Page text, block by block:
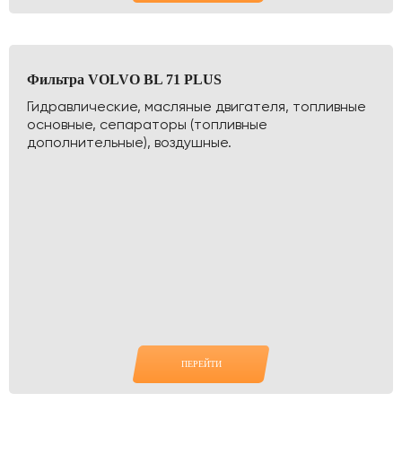
Фильтра VOLVO BL 71 PLUS
Гидравлические, масляные двигателя, топливные
основные, сепараторы (топливные
дополнительные), воздушные.
ПЕРЕЙТИ